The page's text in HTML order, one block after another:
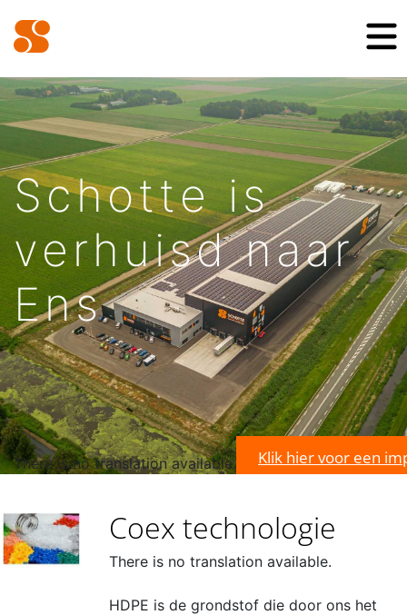
Schotte is
verhuisd naar
Ens
There is no translation available. Klik hier voor een
Coex technologie
There is no translation available.
HDPE is de grondstof die door ons het